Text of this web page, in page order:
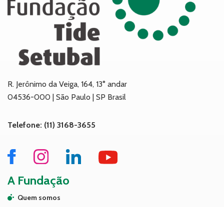
R. Jerônimo da Veiga, 164, 13° andar
04536-000 | São Paulo | SP Brasil
Telefone: (11) 3168-3655
A Fundação
Quem somos